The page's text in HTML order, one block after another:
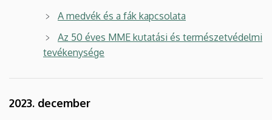
A medvék és a fák kapcsolata
Az 50 éves MME kutatási és természetvédelmi
tevékenysége
2023. december